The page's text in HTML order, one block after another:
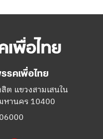
รคเพื่อไทย
ต แขวงสามเสนใน
หานคร 10400